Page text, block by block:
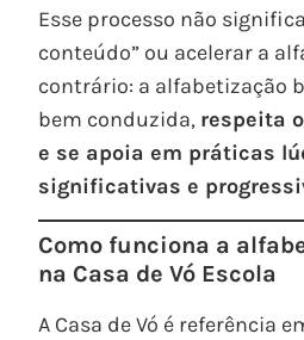
Esse processo não
conteúdo” ou acelerar a
contrário: a alfabetização
bem conduzida, respeita
e se apoia em práticas
significativas e
Como funciona a
na Casa de Vó Escola
A Casa de Vó é referência